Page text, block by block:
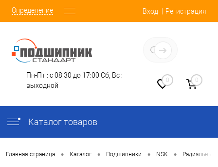
Определение Вход Регистрация
Пн-Пт : с 08:30 до 17:00 Сб, Вс :
выходной
0 0
Каталог товаров
Главная страница • Каталог • Подшипники • NSK •